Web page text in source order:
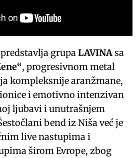
grupaLAVINAsa
, progresivnom metal
kompleksnije aranžmane,
i emotivno intenzivan
ljubavi i unutrašnjem
bend iz Niša već je
live nastupima i
širom Evrope, zbog